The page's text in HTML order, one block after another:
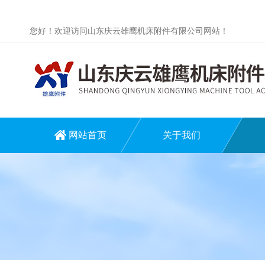
您好！欢迎访问山东庆云雄鹰机床附件有限公司网站！
网站首页 关于我们